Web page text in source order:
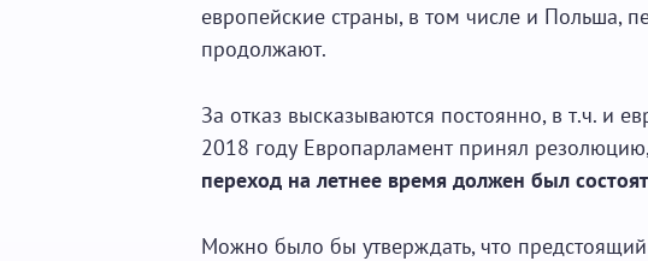
европейские страны, в том числе и Польша,
продолжают.
За отказ высказываются постоянно, в т.ч. и
2018 году Европарламент принял
переход на летнее время должен был
Можно было бы утверждать, что предстоящий